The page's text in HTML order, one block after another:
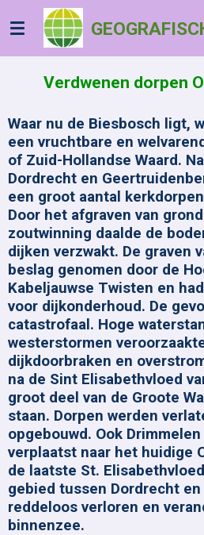
direct
naar
hoofdinhoud
Verdwenen dorpen
Waar nu de Biesbosch ligt,
een vruchtbare en
of Zuid-Hollandse Waard.
Dordrecht en
een groot aantal
Door het afgraven van
zoutwinning daalde de
dijken verzwakt. De graven
beslag genomen door de
Kabeljauwse Twisten en
voor dijkonderhoud. De
catastrofaal. Hoge
westerstormen
dijkdoorbraken en
na de Sint Elisabethvloed
groot deel van de Groote
staan. Dorpen werden
opgebouwd. Ook
verplaatst naar het huidige
de laatste St.
gebied tussen Dordrecht
reddeloos verloren en
binnenzee.